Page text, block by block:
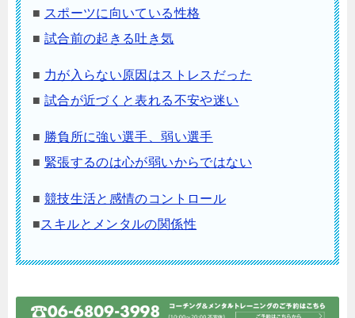
■ スポーツに向いている性格
■ 試合前の起きる吐き気
■ 力が入らない原因はストレスだった
■ 試合が近づくと表れる不安や迷い
■ 勝負所に強い選手、弱い選手
■ 緊張するのは心が弱いからではない
■ 競技生活と感情のコントロール
■スキルとメンタルの関係性